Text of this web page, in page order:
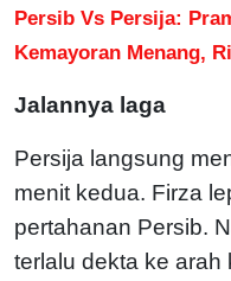
Persib Vs Persija:
Kemayoran Menang,
Jalannya laga
Persija langsung
menit kedua. Firza
pertahanan Persib.
terlalu dekta ke arah